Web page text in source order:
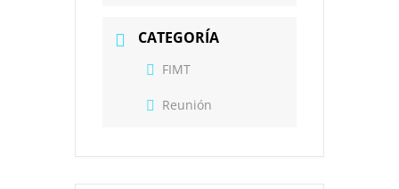
CATEGORÍA
FIMT
Reunión